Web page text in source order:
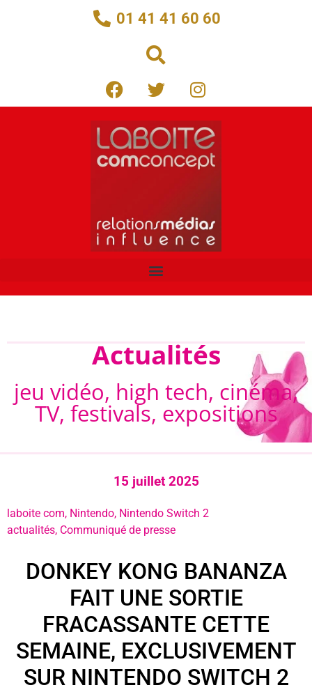
01 41 41 60 60
Actualités
jeu vidéo, high tech, cinéma,
TV, festivals, expositions
15 juillet 2025
laboite com, Nintendo, Nintendo Switch 2
actualités, Communiqué de presse
DONKEY KONG BANANZA
FAIT UNE SORTIE
FRACASSANTE CETTE
SEMAINE, EXCLUSIVEMENT
SUR NINTENDO SWITCH 2